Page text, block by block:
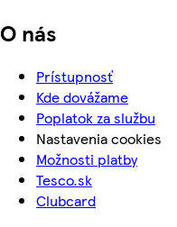
O nás
Prístupnosť
Kde dovážame
Poplatok za službu
Nastavenia cookies
Možnosti platby
Tesco.sk
Clubcard